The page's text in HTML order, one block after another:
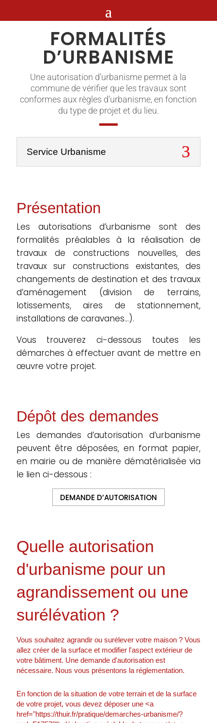
FORMALITÉS
D’URBANISME
Une autorisation d’urbanisme permet à la
commune de vérifier que les travaux sont
conformes aux règles d’urbanisme, en fonction
du type de projet et du lieu.
Service Urbanisme
Présentation
Les autorisations d’urbanisme sont des
formalités préalables à la réalisation de
travaux de constructions nouvelles, des
travaux sur constructions existantes, des
changements de destination et des travaux
d’aménagement (division de terrains,
lotissements, aires de stationnement,
installations de caravanes…).
Vous trouverez ci-dessous toutes les
démarches à effectuer avant de mettre en
œuvre votre projet.
Dépôt des demandes
Les demandes d’autorisation d’urbanisme
peuvent être déposées, en format papier,
en mairie ou de manière dématérialisée via
le lien ci-dessous :
DEMANDE D’AUTORISATION
Quelle autorisation
d'urbanisme pour un
agrandissement ou une
surélévation ?
Vous souhaitez agrandir ou surélever votre maison ? Vous
allez créer de la surface et modifier l'aspect extérieur de
votre bâtiment. Une demande d'autorisation est
nécessaire. Nous vous présentons la réglementation.
En fonction de la situation de votre terrain et de la surface
de votre projet, vous devez déposer une <a
href="https://thuir.fr/pratique/demarches-urbanisme/?